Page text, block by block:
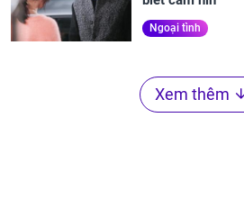
Ngoại tình
Xem thêm